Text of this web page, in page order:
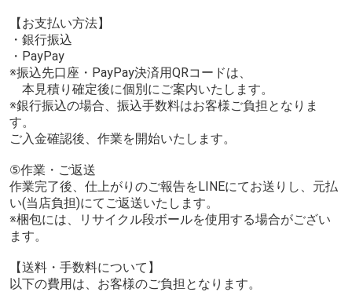
【お支払い方法】
・銀行振込
・PayPay
※振込先口座・PayPay決済用QRコードは、
本見積り確定後に個別にご案内いたします。
※銀行振込の場合、振込手数料はお客様ご負担となりま
す。
ご入金確認後、作業を開始いたします。
⑤作業・ご返送
作業完了後、仕上がりのご報告をLINEにてお送りし、元払
い(当店負担)にてご返送いたします。
※梱包には、リサイクル段ボールを使用する場合がござい
ます。
【送料・手数料について】
以下の費用は、お客様のご負担となります。